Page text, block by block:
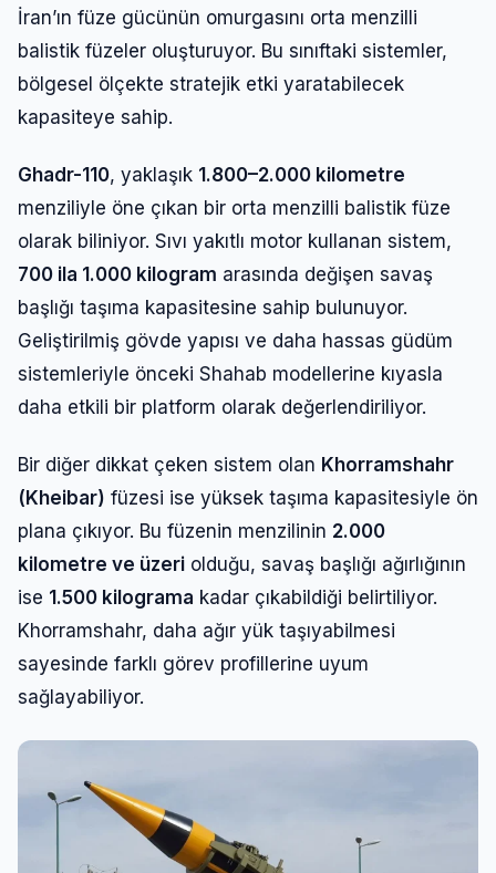
İran’ın füze gücünün omurgasını orta menzilli
balistik füzeler oluşturuyor. Bu sınıftaki sistemler,
bölgesel ölçekte stratejik etki yaratabilecek
kapasiteye sahip.
Ghadr-110, yaklaşık 1.800–2.000 kilometre
menziliyle öne çıkan bir orta menzilli balistik füze
olarak biliniyor. Sıvı yakıtlı motor kullanan sistem,
700 ila 1.000 kilogram arasında değişen savaş
başlığı taşıma kapasitesine sahip bulunuyor.
Geliştirilmiş gövde yapısı ve daha hassas güdüm
sistemleriyle önceki Shahab modellerine kıyasla
daha etkili bir platform olarak değerlendiriliyor.
Bir diğer dikkat çeken sistem olan Khorramshahr
(Kheibar) füzesi ise yüksek taşıma kapasitesiyle ön
plana çıkıyor. Bu füzenin menzilinin 2.000
kilometre ve üzeri olduğu, savaş başlığı ağırlığının
ise 1.500 kilograma kadar çıkabildiği belirtiliyor.
Khorramshahr, daha ağır yük taşıyabilmesi
sayesinde farklı görev profillerine uyum
sağlayabiliyor.
Şifre
Beni Hatırla
Giriş Yap